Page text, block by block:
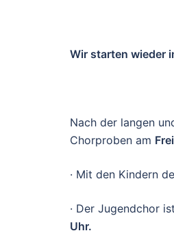
Wir starten wieder
Nach der langen
Chorproben am
· Mit den Kindern
· Der Jugendchor
Uhr.